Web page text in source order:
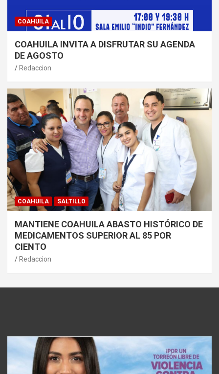
COAHUILA
COAHUILA INVITA A DISFRUTAR SU AGENDA
DE AGOSTO
Redaccion
COAHUILA SALTILLO
MANTIENE COAHUILA ABASTO HISTÓRICO DE
MEDICAMENTOS SUPERIOR AL 85 POR
CIENTO
Redaccion